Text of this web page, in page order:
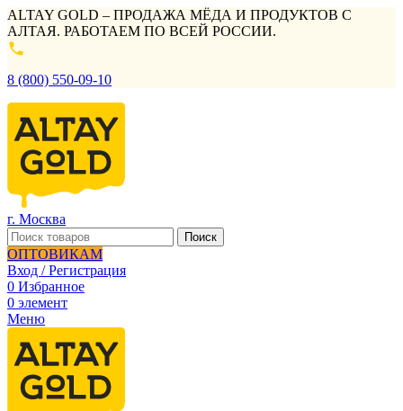
ALTAY GOLD – ПРОДАЖА МЁДА И ПРОДУКТОВ С
АЛТАЯ. РАБОТАЕМ ПО ВСЕЙ РОССИИ.
8 (800) 550-09-10
г. Москва
Поиск
ОПТОВИКАМ
Вход / Регистрация
0 Избранное
0 элемент
Меню